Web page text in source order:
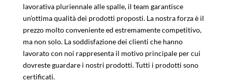
lavorativa pluriennale alle spalle, il team garantisce
un’ottima qualità dei prodotti proposti. La nostra forza è il
prezzo molto conveniente ed estremamente competitivo,
ma non solo. La soddisfazione dei clienti che hanno
lavorato con noi rappresenta il motivo principale per cui
dovreste guardare i nostri prodotti. Tutti i prodotti sono
certificati.